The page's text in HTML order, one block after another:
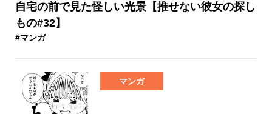
自宅の前で見た怪しい光景【推せない彼女の探し
もの#32】
#マンガ
マンガ